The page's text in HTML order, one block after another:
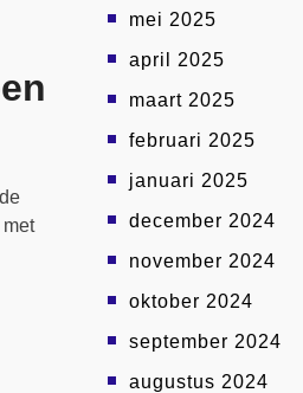
mei 2025
april 2025
maart 2025
februari 2025
januari 2025
december 2024
november 2024
oktober 2024
september 2024
augustus 2024